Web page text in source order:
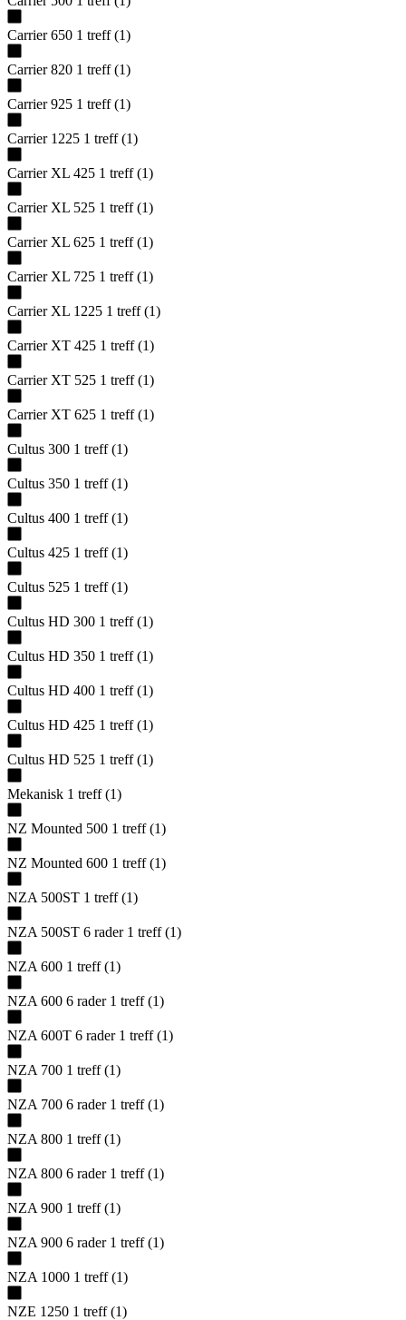
Carrier 650 1 treff (1)
Carrier 820 1 treff (1)
Carrier 925 1 treff (1)
Carrier 1225 1 treff (1)
Carrier XL 425 1 treff (1)
Carrier XL 525 1 treff (1)
Carrier XL 625 1 treff (1)
Carrier XL 725 1 treff (1)
Carrier XL 1225 1 treff (1)
Carrier XT 425 1 treff (1)
Carrier XT 525 1 treff (1)
Carrier XT 625 1 treff (1)
Cultus 300 1 treff (1)
Cultus 350 1 treff (1)
Cultus 400 1 treff (1)
Cultus 425 1 treff (1)
Cultus 525 1 treff (1)
Cultus HD 300 1 treff (1)
Cultus HD 350 1 treff (1)
Cultus HD 400 1 treff (1)
Cultus HD 425 1 treff (1)
Cultus HD 525 1 treff (1)
Mekanisk 1 treff (1)
NZ Mounted 500 1 treff (1)
NZ Mounted 600 1 treff (1)
NZA 500ST 1 treff (1)
NZA 500ST 6 rader 1 treff (1)
NZA 600 1 treff (1)
NZA 600 6 rader 1 treff (1)
NZA 600T 6 rader 1 treff (1)
NZA 700 1 treff (1)
NZA 700 6 rader 1 treff (1)
NZA 800 1 treff (1)
NZA 800 6 rader 1 treff (1)
NZA 900 1 treff (1)
NZA 900 6 rader 1 treff (1)
NZA 1000 1 treff (1)
NZE 1250 1 treff (1)